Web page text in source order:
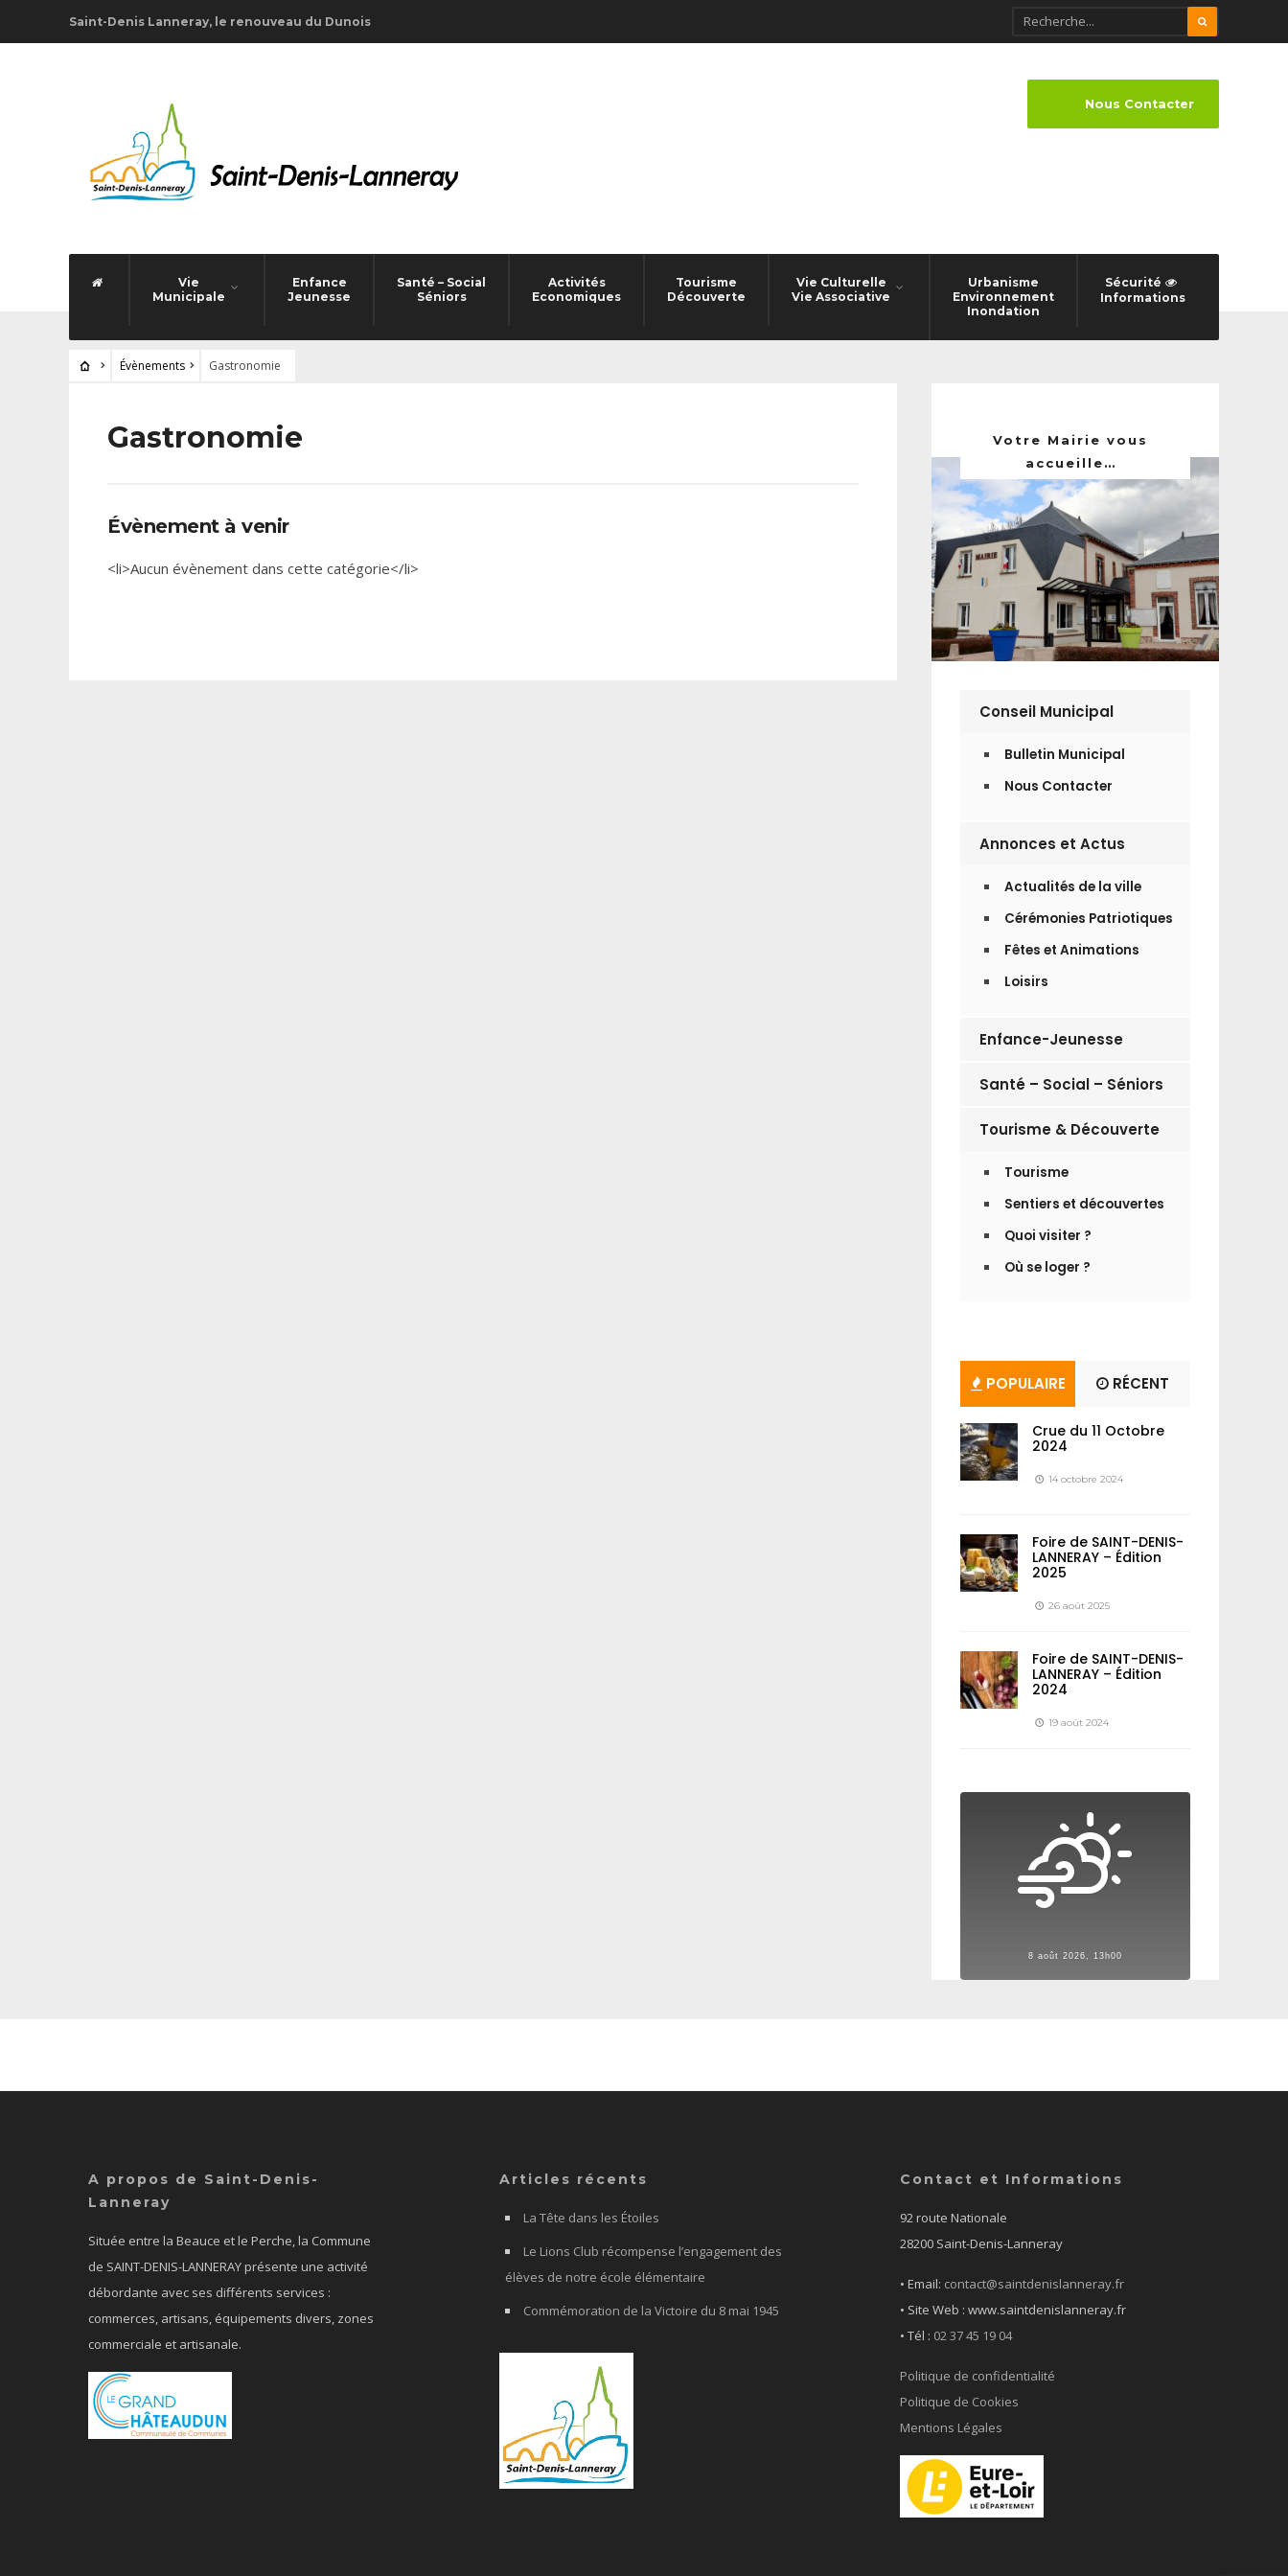
Saint-Denis Lanneray, le renouveau du Dunois
Vie
Municipale
Enfance
Jeunesse
Santé – Social
Séniors
Activités
Economiques
Tourisme
Découverte
Vie Culturelle
Vie Associative
Urbanisme
Environnement
Inondation
Sécurité
Informations
Nous Contacter
Évènements Gastronomie
Gastronomie
Évènement à venir
<li>Aucun évènement dans cette catégorie</li>
Votre Mairie vous
accueille…
Conseil Municipal
Bulletin Municipal
Nous Contacter
Annonces et Actus
Actualités de la ville
Cérémonies Patriotiques
Fêtes et Animations
Loisirs
Enfance-Jeunesse
Santé – Social – Séniors
Tourisme & Découverte
Tourisme
Sentiers et découvertes
Quoi visiter ?
Où se loger ?
POPULAIRE RÉCENT
Crue du 11 Octobre
2024
14 octobre 2024
Foire de SAINT-DENIS-
LANNERAY – Édition
2025
26 août 2025
Foire de SAINT-DENIS-
LANNERAY – Édition
2024
19 août 2024
8 août 2026, 13h00
A propos de Saint-Denis-
Lanneray
Située entre la Beauce et le Perche, la Commune
de SAINT-DENIS-LANNERAY présente une activité
débordante avec ses différents services :
commerces, artisans, équipements divers, zones
commerciale et artisanale.
Articles récents
La Tête dans les Étoiles
Le Lions Club récompense l’engagement des
élèves de notre école élémentaire
Commémoration de la Victoire du 8 mai 1945
Contact et Informations
92 route Nationale
28200 Saint-Denis-Lanneray
• Email: contact@saintdenislanneray.fr
• Site Web : www.saintdenislanneray.fr
• Tél : 02 37 45 19 04
Politique de confidentialité
Politique de Cookies
Mentions Légales